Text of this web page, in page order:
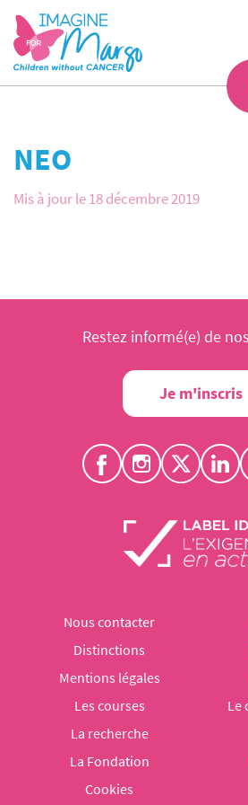
NEO
Mis à jour le 18 décembre 2019
Restez informé(e) de
Je m'inscris
Nous contacter
Distinctions
Mentions légales
Les courses
Le
La recherche
La Fondation
Cookies